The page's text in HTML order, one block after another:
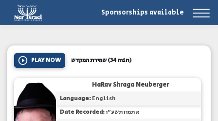
Sponsorships available
PLAY NOW שמירת המקדש(34 min)
HaRav Shraga Neuberger
Language:English
Date Recorded:א תמוז תשע"ו